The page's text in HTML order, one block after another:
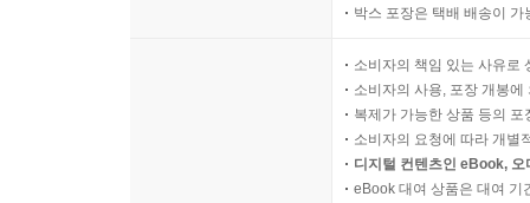
박스 포장은 택배 배송이
소비자의 책임 있는 사유로
소비자의 사용, 포장 개봉
복제가 가능한 상품 등의
소비자의 요청에 따라 개별
디지털 컨텐츠인 eBook,
eBook 대여 상품은 대여 기